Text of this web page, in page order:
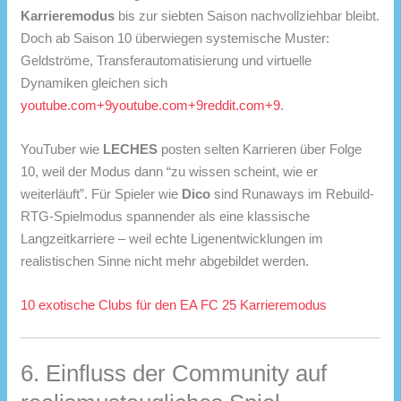
Karrieremodus bis zur siebten Saison nachvollziehbar bleibt.
Doch ab Saison 10 überwiegen systemische Muster:
Geldströme, Transferautomatisierung und virtuelle
Dynamiken gleichen sich
youtube.com+9youtube.com+9reddit.com+9.
YouTuber wie LECHES posten selten Karrieren über Folge
10, weil der Modus dann “zu wissen scheint, wie er
weiterläuft”. Für Spieler wie Dico sind Runaways im Rebuild-
RTG-Spielmodus spannender als eine klassische
Langzeitkarriere – weil echte Ligenentwicklungen im
realistischen Sinne nicht mehr abgebildet werden.
10 exotische Clubs für den EA FC 25 Karrieremodus
6. Einfluss der Community auf